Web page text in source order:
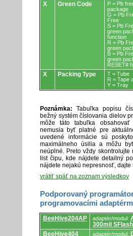
X Green Code
P = Pb
package
G = Pb
Free
S = Pb
green
function
R = Pb
green
B = Pb
green
RESET#
X Packing Type
T = Tube
R = Tape
Y = Tray
Poznámka: Tabuľka popisu
bežný systém číslovania dielov
môže táto tabuľka obsahovať
nemusia byť platné pre
uvedené informácie sú
maximálneho úsilia a môžu
neúplné. Preto vždy skontrolujte
list čipu, kde nájdete detailný
nájdete nejakú nepresnosť, dajte
vrátiť späť na zoznam výsledkov
Podporovaný
programovacími
Podporovaný
programátormi
a
programovacími
BeeHive204AP adaptér/modul:
300mil
BeeHive404 adaptér/modul: